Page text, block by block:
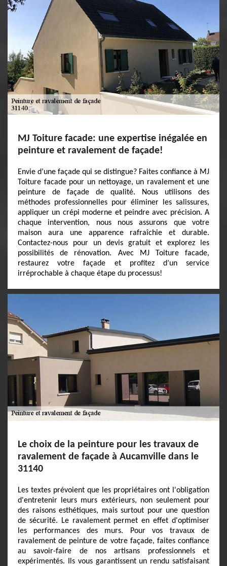
MJ Toiture facade: une expertise inégalée en
peinture et ravalement de façade!
Envie d’une façade qui se distingue? Faites confiance à MJ
Toiture facade pour un nettoyage, un ravalement et une
peinture de façade de qualité. Nous utilisons des
méthodes professionnelles pour éliminer les salissures,
appliquer un crépi moderne et peindre avec précision. A
chaque intervention, nous nous assurons que votre
maison aura une apparence rafraîchie et durable.
Contactez-nous pour un devis gratuit et explorez les
possibilités de rénovation. Avec MJ Toiture facade,
restaurez votre façade et profitez d’un service
irréprochable à chaque étape du processus!
Le choix de la peinture pour les travaux de
ravalement de façade à Aucamville dans le
31140
Les textes prévoient que les propriétaires ont l'obligation
d'entretenir leurs murs extérieurs, non seulement pour
des raisons esthétiques, mais surtout pour une question
de sécurité. Le ravalement permet en effet d'optimiser
les performances des murs. Pour vos travaux de
ravalement de peinture de votre façade, faites confiance
au savoir-faire de nos artisans professionnels et
expérimentés. Ils vous garantissent un rendu satisfaisant